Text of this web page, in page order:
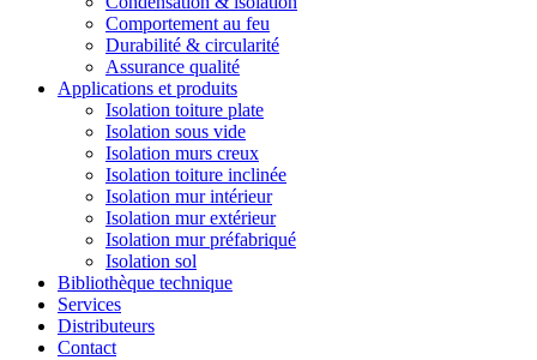
Comportement au feu
Durabilité & circularité
Assurance qualité
Applications et produits
Isolation toiture plate
Isolation sous vide
Isolation murs creux
Isolation toiture inclinée
Isolation mur intérieur
Isolation mur extérieur
Isolation mur préfabriqué
Isolation sol
Bibliothèque technique
Services
Distributeurs
Contact